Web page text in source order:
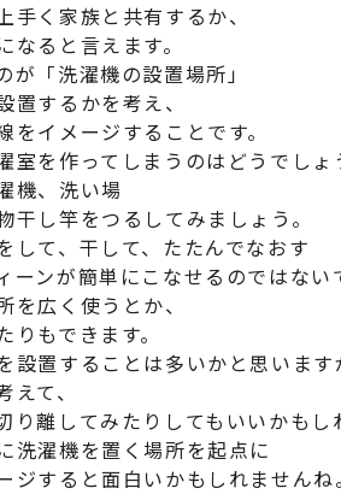
手く家族と共有するか、
なると言えます。
が「洗濯機の設置場所」
置するかを考え、
をイメージすることです。
室を作ってしまうのはどうでしょ
機、洗い場
干し竿をつるしてみましょう。
して、干して、たたんでなおす
ーンが簡単にこなせるのではない
を広く使うとか、
りもできます。
設置することは多いかと思います
て、
り離してみたりしてもいいかもし
洗濯機を置く場所を起点に
ジすると面白いかもしれませんね。